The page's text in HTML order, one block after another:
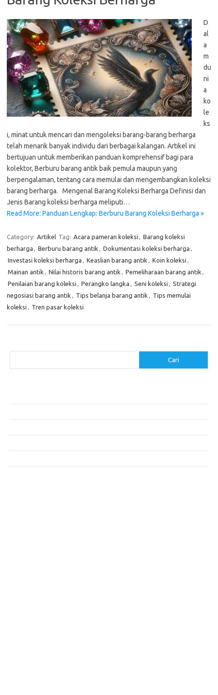
D
al
a
m
du
ni
a
ko
le
ks
i, minat untuk mencari dan mengoleksi barang-barang berharga
telah menarik banyak individu dari berbagai kalangan. Artikel ini
bertujuan untuk memberikan panduan komprehensif bagi para
kolektor, Berburu barang antik baik pemula maupun yang
berpengalaman, tentang cara memulai dan mengembangkan koleksi
barang berharga. Mengenal Barang Koleksi Berharga Definisi dan
Jenis Barang koleksi berharga meliputi…
Read More: Panduan Lengkap: Berburu Barang Koleksi Berharga »
Category: Artikel Tag: Acara pameran koleksi , Barang koleksi
berharga , Berburu barang antik , Dokumentasi koleksi berharga ,
Investasi koleksi berharga , Keaslian barang antik , Koin koleksi ,
Mainan antik , Nilai historis barang antik , Pemeliharaan barang antik ,
Penilaian barang koleksi , Perangko langka , Seni koleksi , Strategi
negosiasi barang antik , Tips belanja barang antik , Tips memulai
koleksi , Tren pasar koleksi
Cari